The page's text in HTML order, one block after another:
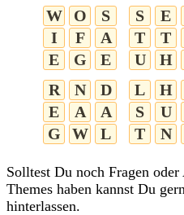
W O
S
I
F
A
E
G E
S E
T
T
U
H
R
N
D
E
A
A
G
W L
L H
S
U
T
N
Solltest Du noch Fragen
Themes haben kannst Du
hinterlassen.